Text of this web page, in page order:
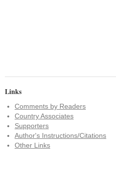
Links
Comments by Readers
Country Associates
Supporters
Author's Instructions/Citations
Other Links